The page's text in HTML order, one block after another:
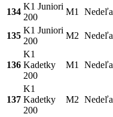
134
K1 Juniori
200
M1 Nedeľa
135
K1 Juniori
200
M2 Nedeľa
136
K1
Kadetky
200
M1 Nedeľa
137
K1
Kadetky
200
M2 Nedeľa